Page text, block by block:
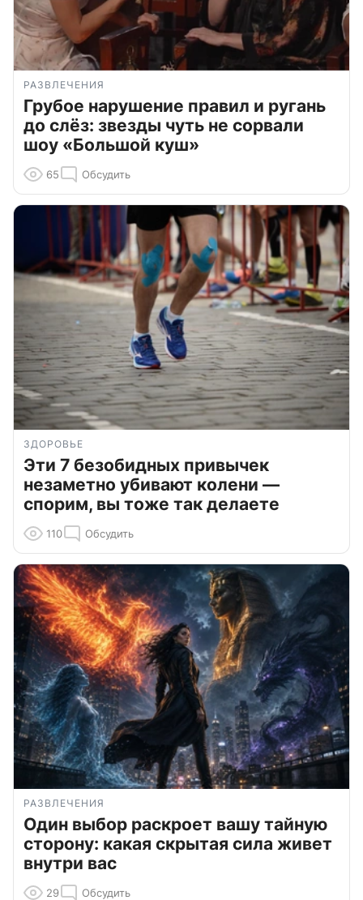
РАЗВЛЕЧЕНИЯ
Грубое нарушение правил и ругань
до слёз: звезды чуть не сорвали
шоу «Большой куш»
65 Обсудить
ЗДОРОВЬЕ
Эти 7 безобидных привычек
незаметно убивают колени —
спорим, вы тоже так делаете
110 Обсудить
РАЗВЛЕЧЕНИЯ
Один выбор раскроет вашу тайную
сторону: какая скрытая сила живет
внутри вас
29 Обсудить